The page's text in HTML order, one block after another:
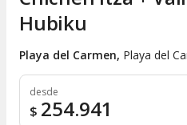
Hubiku
Playa del Carmen, Playa del
desde
$ 254.941